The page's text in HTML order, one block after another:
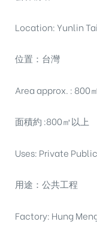
Location: Yunlin
位置：台灣
Area approx. : 800
面積約 :800㎡以上
Uses: Private
用途：公共工程
Factory: Hung